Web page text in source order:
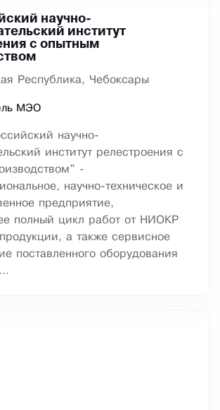
научно-
институт
с опытным
Республика, Чебоксары
МЭО
научно-
институт релестроения с
-
научно-техническое и
предприятие,
полный цикл работ от НИОКР
а также сервисное
поставленного оборудования